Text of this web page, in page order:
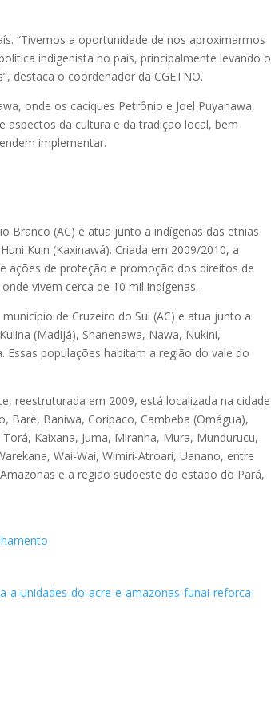
“Tivemos a oportunidade de nos aproximarmos
indigenista no país, principalmente levando o
destaca o coordenador da CGETNO.
onde os caciques Petrônio e Joel Puyanawa,
aspectos da cultura e da tradição local, bem
implementar.
Branco (AC) e atua junto a indígenas das etnias
Kuin (Kaxinawá). Criada em 2009/2010, a
ações de proteção e promoção dos direitos de
vivem cerca de 10 mil indígenas.
de Cruzeiro do Sul (AC) e atua junto a
(Madijá), Shanenawa, Nawa, Nukini,
Essas populações habitam a região do vale do
reestruturada em 2009, está localizada na cidade
Baré, Baniwa, Coripaco, Cambeba (Omágua),
Kaixana, Juma, Miranha, Mura, Mundurucu,
Wai-Wai, Wimiri-Atroari, Uanano, entre
e a região sudoeste do estado do Pará,
unidades-do-acre-e-amazonas-funai-reforca-